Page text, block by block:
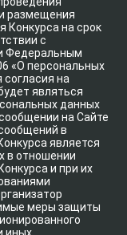
размещения
Конкурса на срок
с
Федеральным
«О персональных
на
являться
данных
на Сайте
в
является
в отношении
и при их
меры защиты